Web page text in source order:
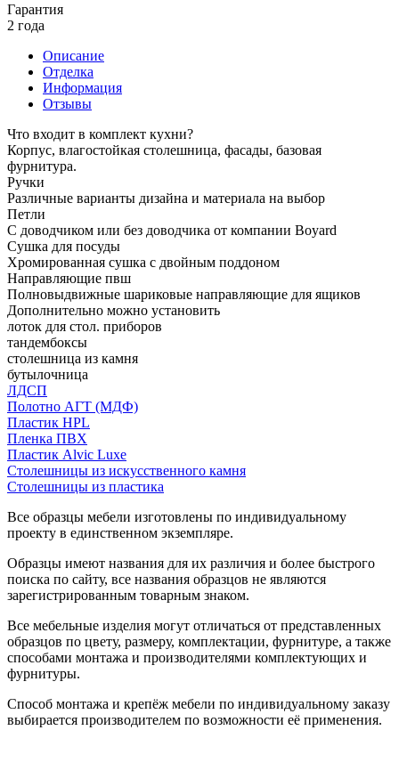
Гарантия
2 года
Описание
Отделка
Информация
Отзывы
Что входит в комплект кухни?
Корпус, влагостойкая столешница, фасады, базовая
фурнитура.
Ручки
Различные варианты дизайна и материала на выбор
Петли
С доводчиком или без доводчика от компании Boyard
Сушка для посуды
Хромированная сушка с двойным поддоном
Направляющие пвш
Полновыдвижные шариковые направляющие для ящиков
Дополнительно можно установить
лоток для стол. приборов
тандембоксы
столешница из камня
бутылочница
ЛДСП
Полотно АГТ (МДФ)
Пластик HPL
Пленка ПВХ
Пластик Alvic Luxe
Столешницы из искусственного камня
Столешницы из пластика
Все образцы мебели изготовлены по индивидуальному
проекту в единственном экземпляре.
Образцы имеют названия для их различия и более быстрого
поиска по сайту, все названия образцов не являются
зарегистрированным товарным знаком.
Все мебельные изделия могут отличаться от представленных
образцов по цвету, размеру, комплектации, фурнитуре, а также
способами монтажа и производителями комплектующих и
фурнитуры.
Способ монтажа и крепёж мебели по индивидуальному заказу
выбирается производителем по возможности её применения.